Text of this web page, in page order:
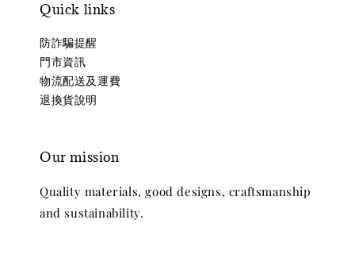
Quick links
防詐騙提醒
門市資訊
物流配送及運費
退換貨說明
Our mission
Quality materials, good designs, craftsmanship
and sustainability.